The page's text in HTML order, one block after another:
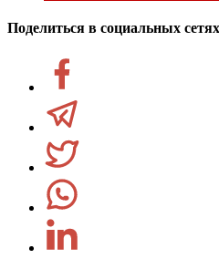
Поделиться в социальных